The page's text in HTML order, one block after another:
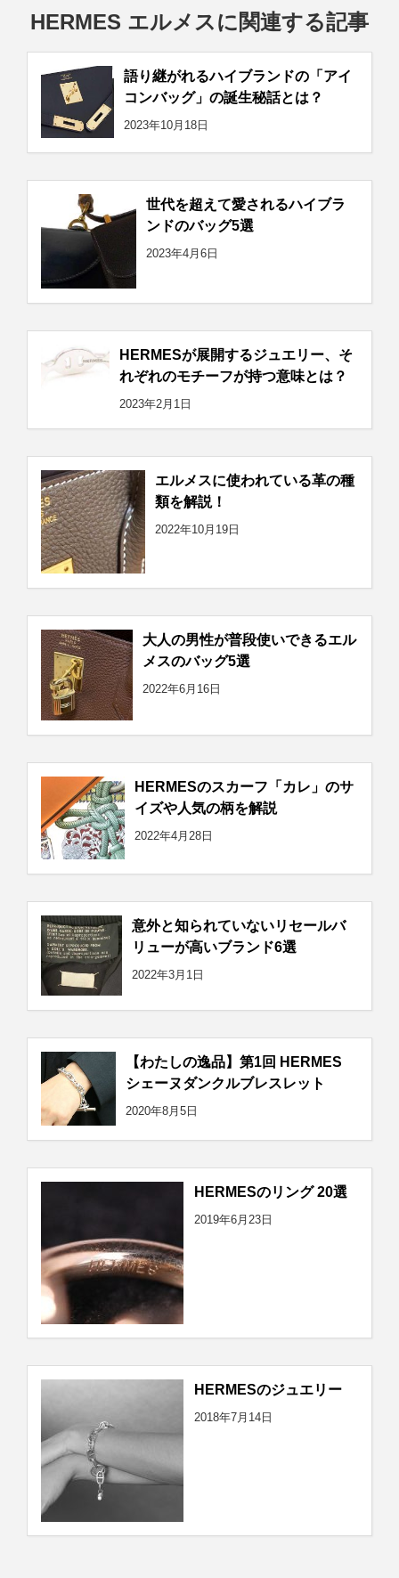
HERMES エルメスに関連する記事
語り継がれるハイブランドの「アイ
コンバッグ」の誕生秘話とは？
2023年10月18日
世代を超えて愛されるハイブラ
ンドのバッグ5選
2023年4月6日
HERMESが展開するジュエリー、そ
れぞれのモチーフが持つ意味とは？
2023年2月1日
エルメスに使われている革の種
類を解説！
2022年10月19日
大人の男性が普段使いできるエル
メスのバッグ5選
2022年6月16日
HERMESのスカーフ「カレ」のサ
イズや人気の柄を解説
2022年4月28日
意外と知られていないリセールバ
リューが高いブランド6選
2022年3月1日
【わたしの逸品】第1回 HERMES
シェーヌダンクルブレスレット
2020年8月5日
HERMESのリング 20選
2019年6月23日
HERMESのジュエリー
2018年7月14日